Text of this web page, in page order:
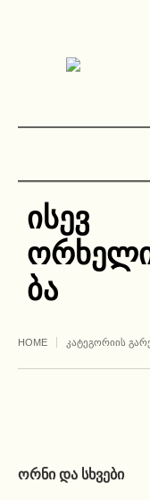
ისევ
ბა
HOME ᲙᲐᲢᲔᲒᲝᲠᲘᲘᲡ
ორნი და სხვები